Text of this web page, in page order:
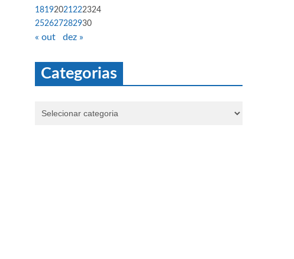
18192021222324
252627282930
« out dez »
Categorias